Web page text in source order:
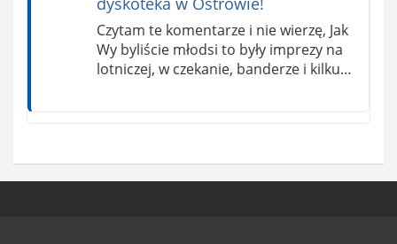
Czytam te komentarze i nie wierzę, Jak
Wy byliście młodsi to były imprezy na
lotniczej, w czekanie, banderze i kilku…